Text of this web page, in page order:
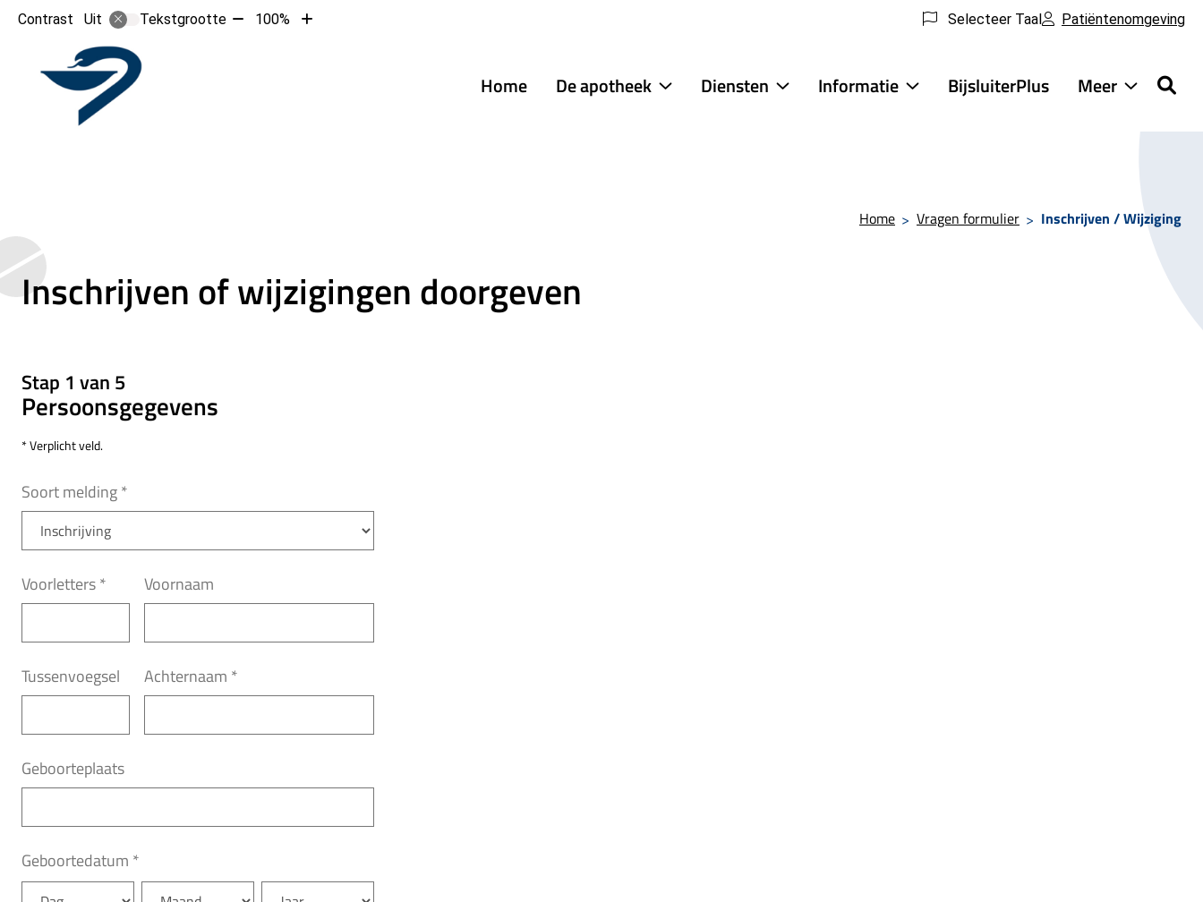
Contrast Uit Tekstgrootte Tekst100%
Tekst
Selecteer Taal Patiëntenomgeving
Home
De apotheek
Diensten
Informatie
BijsluiterPlus
Meer
submenu
Home Vragen formulier Inschrijven / Wijziging
Inschrijven of wijzigingen doorgeven
Stap 1 van 5
Persoonsgegevens
* Verplicht veld.
Soort melding*
Voorletters* Voornaam
Tussenvoegsel Achternaam *
Geboorteplaats
Geboortedatum *